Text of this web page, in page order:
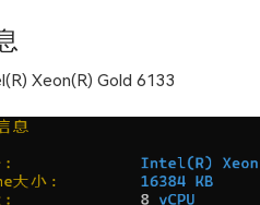
Xeon(R) Gold 6133